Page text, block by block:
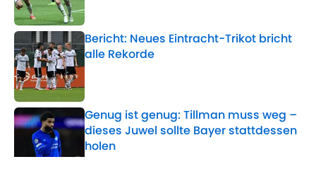
Bericht: Neues Eintracht-Trikot bricht
alle Rekorde
Published by on Invalid Date
Genug ist genug: Tillman muss weg –
dieses Juwel sollte Bayer stattdessen
holen
Published by on Invalid Date